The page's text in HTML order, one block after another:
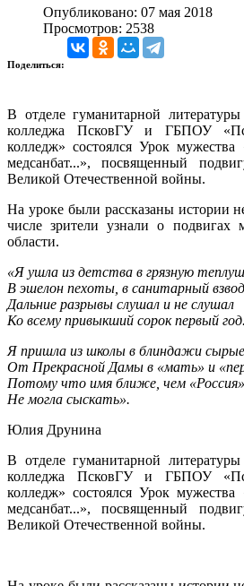
Опубликовано: 07 мая 2018
Просмотров: 2538
Поделиться:
В отделе гуманитарной
колледжа ПсковГУ и ГБПОУ
колледж» состоялся Урок
медсанбат...», посвященный
Великой Отечественной войны.
На уроке были рассказаны истории
числе зрители узнали о подвигах
области.
«Я ушла из детства в грязную
В эшелон пехоты, в санитарный
Дальние разрывы слушал и не слушал
Ко всему привыкший сорок первый год.
Я пришла из школы в блиндажи сырые,
От Прекрасной Дамы в «мать» и
Потому что имя ближе, чем «Россия»,
Не могла сыскать».
Юлия Друнина
В отделе гуманитарной
колледжа ПсковГУ и ГБПОУ
колледж» состоялся Урок
медсанбат...», посвященный
Великой Отечественной войны.